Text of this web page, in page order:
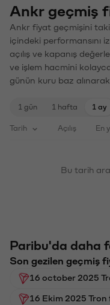
Ankr geçmiş
Ankr fiyat geçmişini
içindeki performansını
açılış ve kapanış
ve işlem hacmini
günün kuru baz
1 gün 1 hafta 1 ay
Tarih Açılış En
Bu tarih
Paribu'da daha
Son gezilen geçmiş
16 october 2025
16 Ekim 2025 Tron